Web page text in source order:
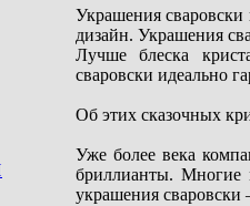
Украшения сваровски
дизайн. Украшения
Лучше блеска
сваровски идеально
Об этих сказочных
Уже более века
бриллианты. Многие
украшения сваровски